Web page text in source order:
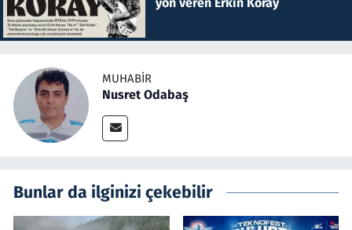
MUHABIR
Nusret Odabaş
Bunlar da ilginizi çekebilir